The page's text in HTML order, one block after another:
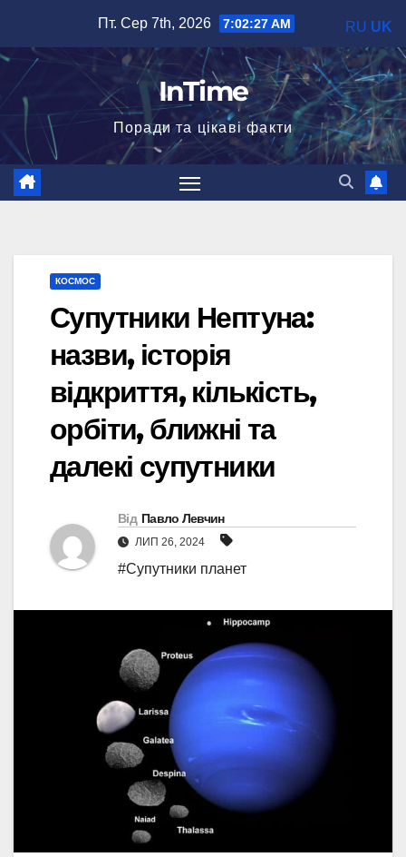
вмісту
Пт. Сер 7th, 2026 7:02:29 AM
InTime
Поради та цікаві факти
КОСМОС
Супутники Нептуна:
назви, історія
відкриття, кількість,
орбіти, ближні та
далекі супутники
Від Павло Левчин
ЛИП 26, 2024
#Супутники планет
RU UK